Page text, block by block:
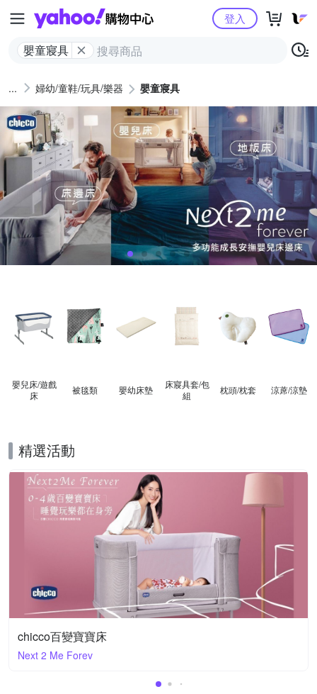
Yahoo購物中心
嬰童寢具
登入
婦幼/童鞋/玩具/樂器 嬰童寢具
嬰兒床/遊戲
床
被毯類 嬰幼床墊
床寢具套/包
組
枕頭/枕套 涼蓆/涼墊
精選活動
chicco百變寶寶床
Next 2 Me Forev